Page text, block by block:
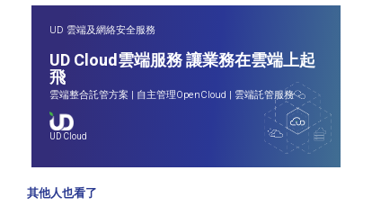
UD 雲端及網絡安全服務
UD Cloud雲端服務 讓業務在雲端上起
飛
雲端整合託管方案 | 自主管理OpenCloud | 雲端託管服務
UD Cloud
其他人也看了